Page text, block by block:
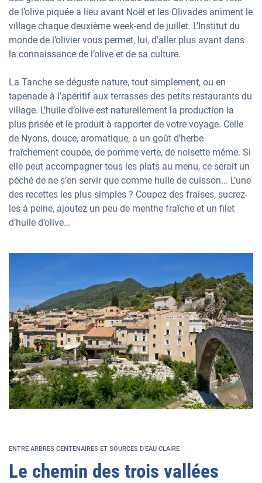
de l’olive piquée a lieu avant Noël et les Olivades animent le
village chaque deuxième week-end de juillet. L’Institut du
monde de l’olivier vous permet, lui, d’aller plus avant dans
la connaissance de l’olive et de sa culture.
La Tanche se déguste nature, tout simplement, ou en
tapenade à l’apéritif aux terrasses des petits restaurants du
village. L’huile d’olive est naturellement la production la
plus prisée et le produit à rapporter de votre voyage. Celle
de Nyons, douce, aromatique, a un goût d’herbe
fraîchement coupée, de pomme verte, de noisette même. Si
elle peut accompagner tous les plats au menu, ce serait un
péché de ne s’en servir que comme huile de cuisson... L’une
des recettes les plus simples ? Coupez des fraises, sucrez-
les à peine, ajoutez un peu de menthe fraîche et un filet
d’huile d’olive…
ENTRE ARBRES CENTENAIRES ET SOURCES D'EAU CLAIRE
Le chemin des trois vallées